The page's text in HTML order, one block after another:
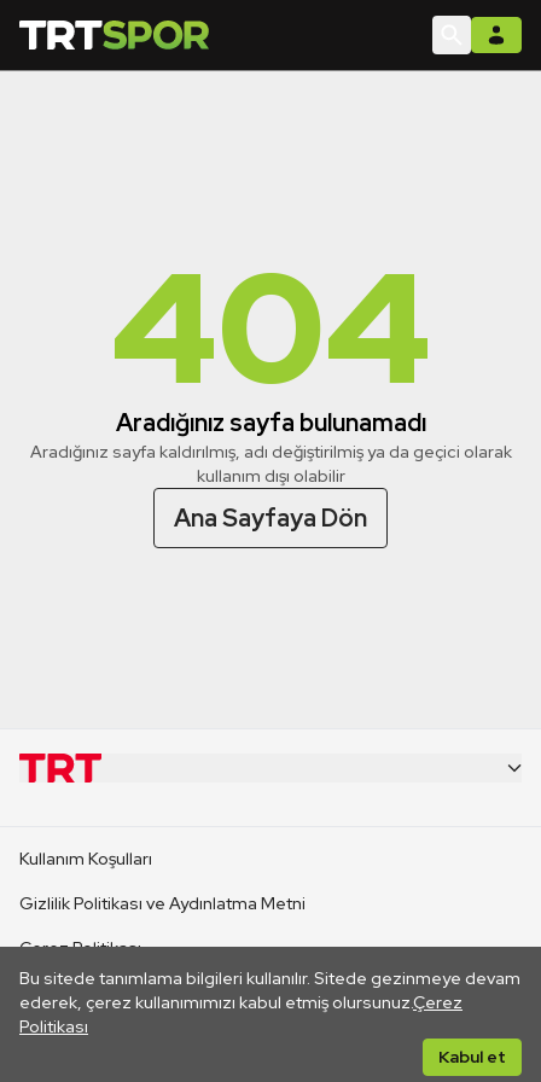
404
Aradığınız sayfa bulunamadı
Aradığınız sayfa kaldırılmış, adı değiştirilmiş ya da geçici olarak
kullanım dışı olabilir
Ana Sayfaya Dön
Bu sitede tanımlama bilgileri kullanılır. Sitede gezinmeye devam
ederek, çerez kullanımımızı kabul etmiş olursunuz.Çerez
Politikası
Kabul et
CANLI YAYINLAR
Kullanım Koşulları
Gizlilik Politikası ve Aydınlatma Metni
Çerez Politikası
İletişim
Her hakkı saklıdır. ©2026 TRT. Bağlantı yoluyla gidilen dış